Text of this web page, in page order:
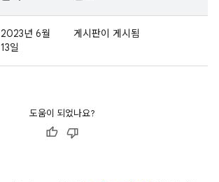
2023년 6월
13일
게시판이 게시됨
도움이 되었나요?